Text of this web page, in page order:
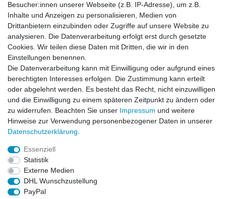
Besucher:innen unserer Webseite (z.B. IP-Adresse), um z.B.
Inhalte und Anzeigen zu personalisieren, Medien von
Drittanbietern einzubinden oder Zugriffe auf unsere Website zu
analysieren. Die Datenverarbeitung erfolgt erst durch gesetzte
Cookies. Wir teilen diese Daten mit Dritten, die wir in den
Einstellungen benennen.
Die Datenverarbeitung kann mit Einwilligung oder aufgrund eines
berechtigten Interesses erfolgen. Die Zustimmung kann erteilt
oder abgelehnt werden. Es besteht das Recht, nicht einzuwilligen
und die Einwilligung zu einem späteren Zeitpunkt zu ändern oder
zu widerrufen. Beachten Sie unser Impressum und weitere
Hinweise zur Verwendung personenbezogener Daten in unserer
Daten­schutz­erklärung
Essenziell
Statistik
Externe Medien
DHL Wunschzustellung
PayPal